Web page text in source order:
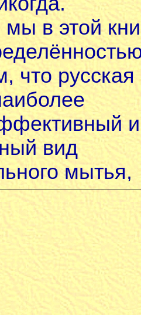
мы в этой
что русская
и
вид
мытья,